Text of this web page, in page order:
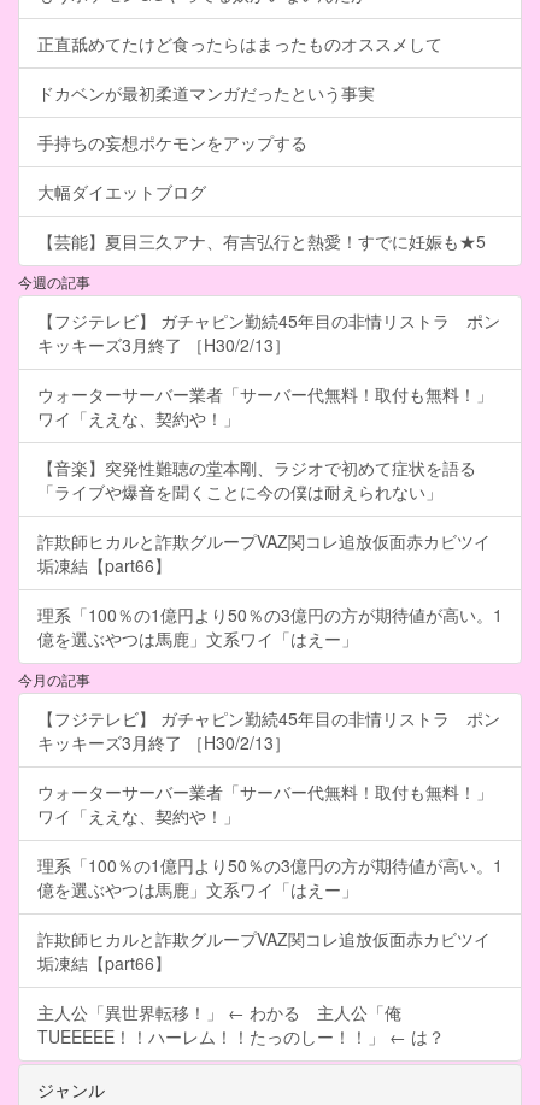
正直舐めてたけど食ったらはまったものオススメして
ドカベンが最初柔道マンガだったという事実
手持ちの妄想ポケモンをアップする
大幅ダイエットブログ
【芸能】夏目三久アナ、有吉弘行と熱愛！すでに妊娠も★5
今週の記事
【フジテレビ】 ガチャピン勤続45年目の非情リストラ ポン
キッキーズ3月終了 ［H30/2/13］
ウォーターサーバー業者「サーバー代無料！取付も無料！」
ワイ「ええな、契約や！」
【音楽】突発性難聴の堂本剛、ラジオで初めて症状を語る
「ライブや爆音を聞くことに今の僕は耐えられない」
詐欺師ヒカルと詐欺グループVAZ関コレ追放仮面赤カビツイ
垢凍結【part66】
理系「100％の1億円より50％の3億円の方が期待値が高い。1
億を選ぶやつは馬鹿」文系ワイ「はえー」
今月の記事
【フジテレビ】 ガチャピン勤続45年目の非情リストラ ポン
キッキーズ3月終了 ［H30/2/13］
ウォーターサーバー業者「サーバー代無料！取付も無料！」
ワイ「ええな、契約や！」
理系「100％の1億円より50％の3億円の方が期待値が高い。1
億を選ぶやつは馬鹿」文系ワイ「はえー」
詐欺師ヒカルと詐欺グループVAZ関コレ追放仮面赤カビツイ
垢凍結【part66】
主人公「異世界転移！」 ← わかる 主人公「俺
TUEEEEE！！ハーレム！！たっのしー！！」 ← は？
ジャンル